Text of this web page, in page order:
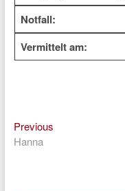
Notfall:
Vermittelt am:
PreviousPrevious
Hanna